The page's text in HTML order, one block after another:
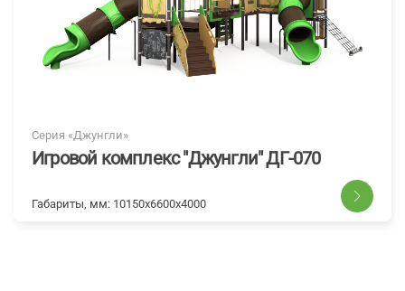
Серия «Джунгли»
Игровой комплекс "Джунгли" ДГ-070
Габариты, мм: 10150х6600х4000